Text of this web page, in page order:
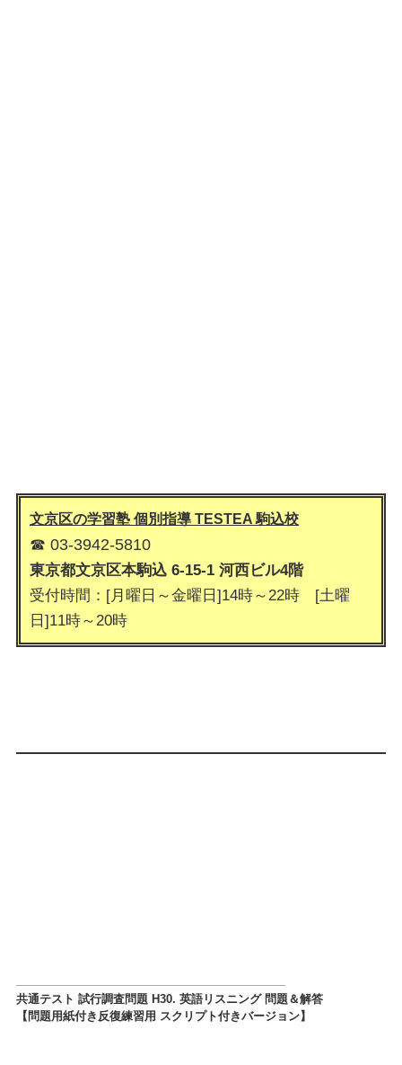
文京区の学習塾 個別指導 TESTEA 駒込校
☎ 03-3942-5810
東京都文京区本駒込 6-15-1 河西ビル4階
受付時間：[月曜日～金曜日]14時～22時 [土曜
日]11時～20時
共通テスト 試行調査問題 H30. 英語リスニング 問題＆解答
【問題用紙付き反復練習用 スクリプト付きバージョン】